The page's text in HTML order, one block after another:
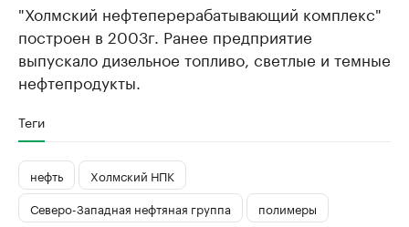
"Холмский нефтеперерабатывающий комплекс"
построен в 2003г. Ранее предприятие
выпускало дизельное топливо, светлые и темные
нефтепродукты.
Теги
нефть
Холмский НПК
Северо-Западная нефтяная группа
полимеры